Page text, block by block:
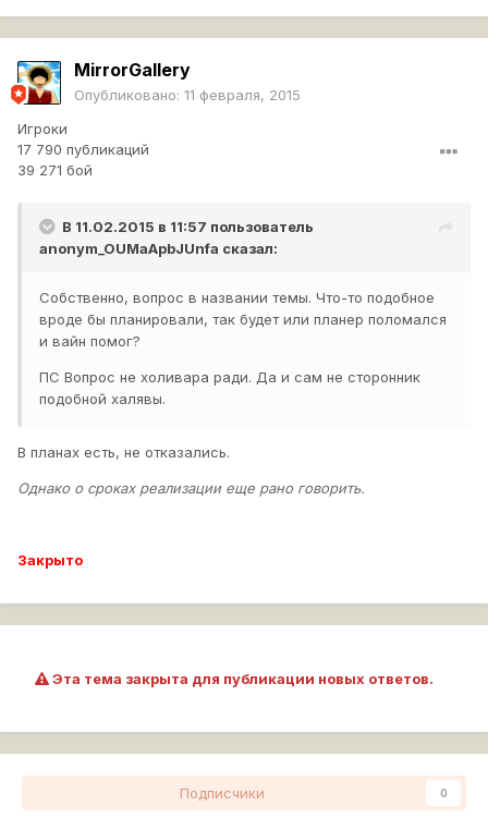
MirrorGallery
Опубликовано: 11 февраля, 2015
Игроки
17 790 публикаций
39 271 бой
В 11.02.2015 в 11:57 пользователь
anonym_OUMaApbJUnfa сказал:
Собственно, вопрос в названии темы. Что-то подобное
вроде бы планировали, так будет или планер поломался
и вайн помог?
ПС Вопрос не холивара ради. Да и сам не сторонник
подобной халявы.
В планах есть, не отказались.
Однако о сроках реализации еще рано говорить.
Закрыто
Эта тема закрыта для публикации новых ответов.
Подписчики 0